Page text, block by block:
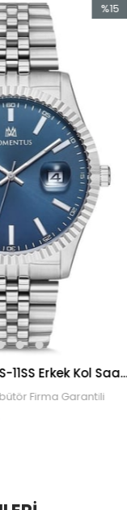
Momentus CM131S-11SS Erkek Kol Saati
Firma Garantili
%15